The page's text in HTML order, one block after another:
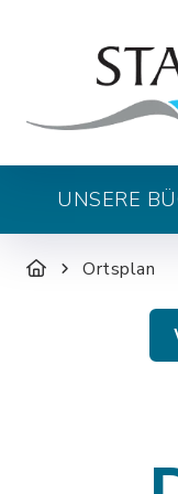
UNSERE
Ortsplan